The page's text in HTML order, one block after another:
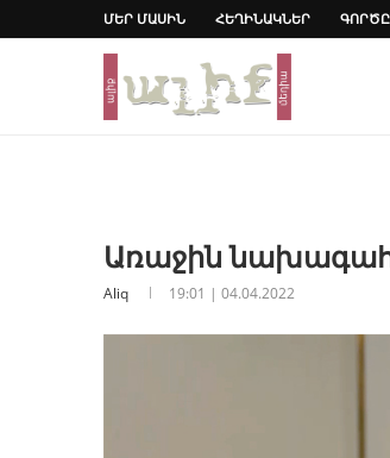
ՄԵՐ ՄԱՍԻՆ ՀԵՂԻՆԱԿՆԵՐ
Առաջին
Aliq 19:01 | 04.04.2022